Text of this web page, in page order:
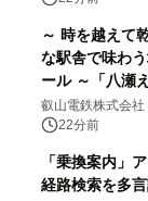
～ 時を越えて
な駅舎で味わ
ール ～「八瀬
ル祭り」を開催
叡山電鉄株式会社
22分前
「乗換案内」
経路検索を多